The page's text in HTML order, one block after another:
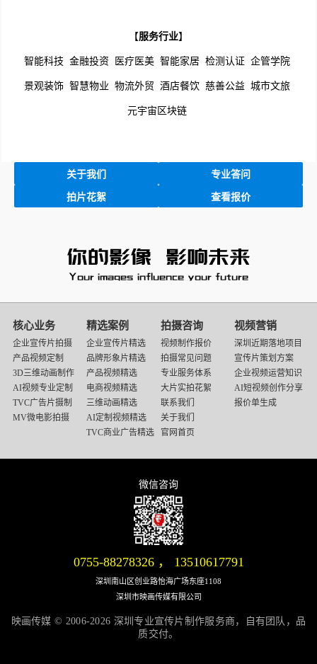
【服务行业】
智能科技 金融投资 医疗医美 智能家居 检测认证 企管学院
景观装饰 智慧物业 物流外贸 酒店餐饮 慈善公益 城市文旅
元宇宙区块链
关于我们 专业答问
拍片花絮 查看报价
核心业务
企业宣传片拍摄
产品视频定制
3D三维动画制作
AI视频专业定制
TVC广告片摄制
MV微电影拍摄
精选案例
企业宣传片精选
品牌形象片精选
产品视频精选
电商视频精选
三维动画精选
AI定制视频精选
TVC商业广告精选
拍摄咨询
视频制作报价
拍摄常见问题
专业服务体系
大片实拍花絮
联系我们
关于我们
官网首页
视频营销
深圳近期落地项目
宣传片策划方案
企业视频运营知识
AI短视频创作分享
报价单生成
微信咨询
0755-88278326， 13510617791
深圳南山区创业路怡海广场东座1108
深圳市映画传媒有限公司
映画传媒 © 2006-2026 深圳专业宣传片制作服务商，自有团队，品
质交付。